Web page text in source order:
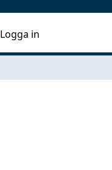
Logga in